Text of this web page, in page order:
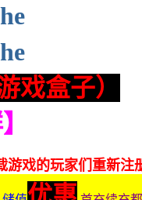
戏盒子）
戏的玩家们重新注